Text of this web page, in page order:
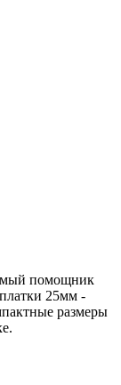
помощник
25мм -
размеры